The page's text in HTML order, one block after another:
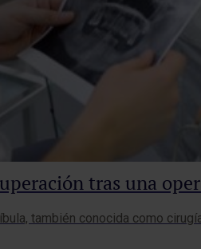
tras una
también conocida como